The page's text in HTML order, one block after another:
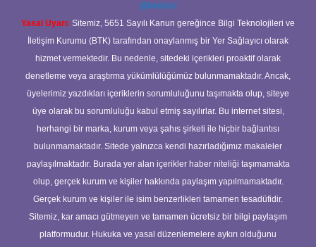
@karabul
Yasal Uyarı: Sitemiz, 5651 Sayılı Kanun gereğince Bilgi Teknolojileri ve
İletişim Kurumu (BTK) tarafından onaylanmış bir Yer Sağlayıcı olarak
hizmet vermektedir. Bu nedenle, sitedeki içerikleri proaktif olarak
denetleme veya araştırma yükümlülüğümüz bulunmamaktadır. Ancak,
üyelerimiz yazdıkları içeriklerin sorumluluğunu taşımakta olup, siteye
üye olarak bu sorumluluğu kabul etmiş sayılırlar. Bu internet sitesi,
herhangi bir marka, kurum veya şahıs şirketi ile hiçbir bağlantısı
bulunmamaktadır. Sitede yalnızca kendi hazırladığımız makaleler
paylaşılmaktadır. Burada yer alan içerikler haber niteliği taşımamakta
olup, gerçek kurum ve kişiler hakkında paylaşım yapılmamaktadır.
Gerçek kurum ve kişiler ile isim benzerlikleri tamamen tesadüfidir.
Sitemiz, kar amacı gütmeyen ve tamamen ücretsiz bir bilgi paylaşım
platformudur. Hukuka ve yasal düzenlemelere aykırı olduğunu